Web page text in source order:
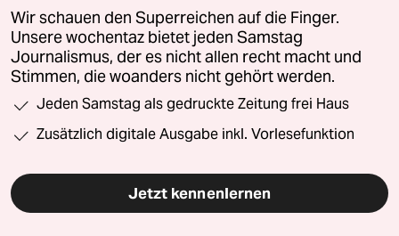
Wir schauen den Superreichen auf die Finger.
Unsere wochentaz bietet jeden Samstag
Journalismus, der es nicht allen recht macht und
Stimmen, die woanders nicht gehört werden.
Jeden Samstag als gedruckte Zeitung frei Haus
Zusätzlich digitale Ausgabe inkl. Vorlesefunktion
Jetzt kennenlernen